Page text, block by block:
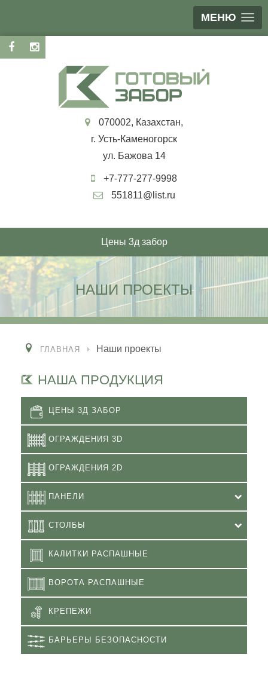
МЕНЮ
070002, Казахстан,
г. Усть-Каменогорск
ул. Бажова 14
+7-777-277-9998
551811@list.ru
Цены 3д забор
НАШИ ПРОЕКТЫ
ГЛАВНАЯ Наши проекты
НАША ПРОДУКЦИЯ
ЦЕНЫ 3Д ЗАБОР
ОГРАЖДЕНИЯ 3D
ОГРАЖДЕНИЯ 2D
ПАНЕЛИ
СТОЛБЫ
КАЛИТКИ РАСПАШНЫЕ
ВОРОТА РАСПАШНЫЕ
КРЕПЕЖИ
БАРЬЕРЫ БЕЗОПАСНОСТИ